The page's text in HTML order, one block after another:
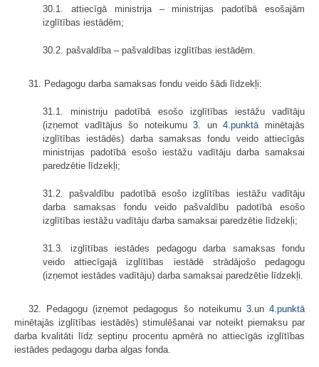
30.1. attiecīgā ministrija – ministrijas padotībā esošajām
izglītības iestādēm;
30.2. pašvaldība – pašvaldības izglītības iestādēm.
31. Pedagogu darba samaksas fondu veido šādi līdzekļi:
31.1. ministriju padotībā esošo izglītības iestāžu vadītāju
(izņemot vadītājus šo noteikumu3. un4.punktāminētajās
izglītības iestādēs) darba samaksas fondu veido attiecīgās
ministrijas padotībā esošo iestāžu vadītāju darba samaksai
paredzētie līdzekļi;
31.2. pašvaldību padotībā esošo izglītības iestāžu vadītāju
darba samaksas fondu veido pašvaldību padotībā esošo
izglītības iestāžu vadītāju darba samaksai paredzētie līdzekļi;
31.3. izglītības iestādes pedagogu darba samaksas fondu
veido attiecīgajā izglītības iestādē strādājošo pedagogu
(izņemot iestādes vadītāju) darba samaksai paredzētie līdzekļi.
32. Pedagogu (izņemot pedagogus šo noteikumu 3.un4.punktā
minētajās izglītības iestādēs) stimulēšanai var noteikt piemaksu par
darba kvalitāti līdz septiņu procentu apmērā no attiecīgās izglītības
iestādes pedagogu darba algas fonda.